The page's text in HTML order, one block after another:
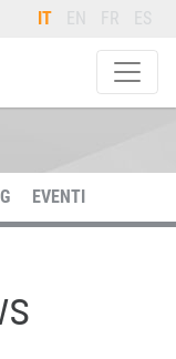
IT EN FR ES
EVENTI